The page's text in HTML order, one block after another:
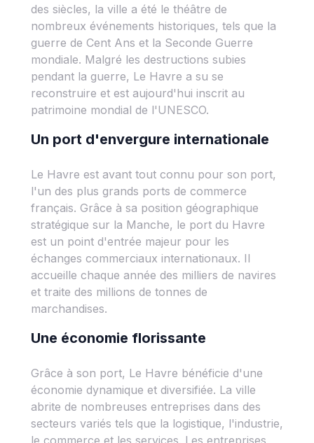
des siècles, la ville a été le théâtre de
nombreux événements historiques, tels que la
guerre de Cent Ans et la Seconde Guerre
mondiale. Malgré les destructions subies
pendant la guerre, Le Havre a su se
reconstruire et est aujourd'hui inscrit au
patrimoine mondial de l'UNESCO.
Un port d'envergure internationale
Le Havre est avant tout connu pour son port,
l'un des plus grands ports de commerce
français. Grâce à sa position géographique
stratégique sur la Manche, le port du Havre
est un point d'entrée majeur pour les
échanges commerciaux internationaux. Il
accueille chaque année des milliers de navires
et traite des millions de tonnes de
marchandises.
Une économie florissante
Grâce à son port, Le Havre bénéficie d'une
économie dynamique et diversifiée. La ville
abrite de nombreuses entreprises dans des
secteurs variés tels que la logistique, l'industrie,
le commerce et les services. Les entreprises